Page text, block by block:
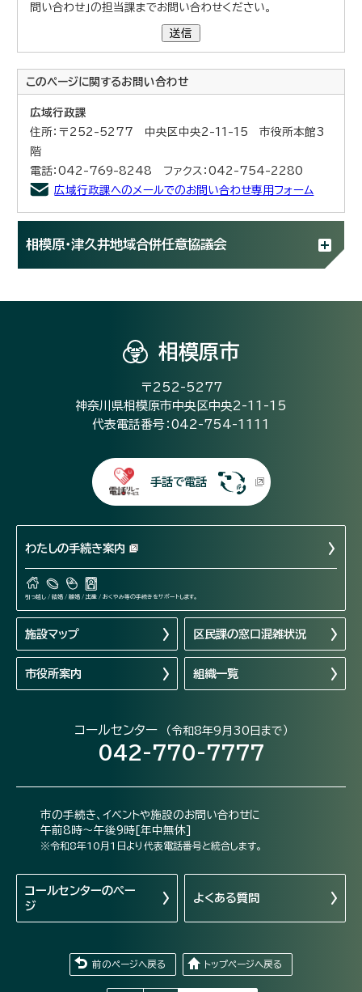
問い合わせ」の担当課までお問い合わせください。
送信
このページに関するお問い合わせ
広域行政課
住所：〒252-5277 中央区中央2-11-15 市役所本館3
階
電話：042-769-8248 ファクス：042-754-2280
広域行政課へのメールでのお問い合わせ専用フォーム
相模原・津久井地域合併任意協議会
相模原市
〒252-5277
神奈川県相模原市中央区中央2-11-15
代表電話番号：042-754-1111
手話で電話
わたしの手続き案内
引っ越し / 結婚 / 離婚 / 出産 / おくやみ等の手続きをサポートします。
施設マップ 区民課の窓口混雑状況
市役所案内 組織一覧
コールセンター （令和8年9月30日まで）
042-770-7777
市の手続き、イベントや施設のお問い合わせに
午前8時～午後9時[年中無休]
※令和8年10月1日より代表電話番号と統合します。
コールセンターのペー
ジ
よくある質問
前のページへ戻る トップページへ戻る